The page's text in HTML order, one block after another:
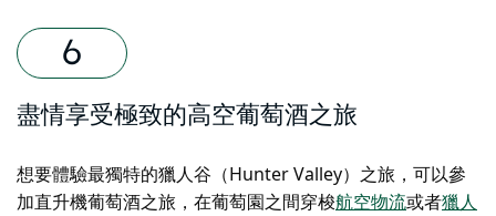
盡情享受極致的高空葡萄酒之旅
想要體驗最獨特的獵人谷（Hunter Valley）之旅，可以參
加直升機葡萄酒之旅，在葡萄園之間穿梭航空物流或者獵人